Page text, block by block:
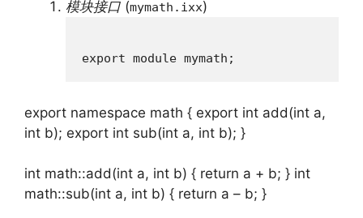
模块接口 (mymath.ixx)
export module mymath;
export namespace math { export int add(int a,
int b); export int sub(int a, int b); }
int math::add(int a, int b) { return a + b; } int
math::sub(int a, int b) { return a – b; }